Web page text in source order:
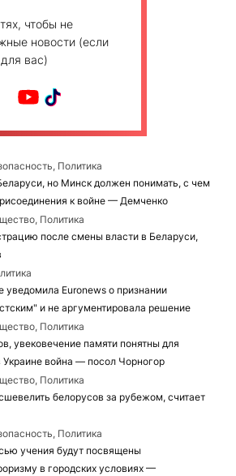
чтобы не
новости (если
вас)
Политика
но Минск должен понимать, с чем
к войне — Демченко
Политика
после смены власти в Беларуси,
уведомила Euronews о признании
и не аргументировала решение
Политика
увековечение памяти понятны для
Украине война — посол Чорногор
Политика
белорусов за рубежом, считает
Политика
учения будут посвящены
в городских условиях —